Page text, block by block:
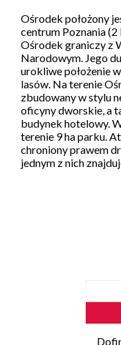
Ośrodek położony
centrum Poznania
Ośrodek graniczy z
Narodowym. Jego
urokliwe położenie
lasów. Na terenie
zbudowany w stylu
oficyny dworskie, a
budynek hotelowy.
terenie 9 ha parku.
chroniony prawem
jednym z nich